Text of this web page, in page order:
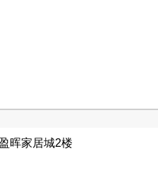
晖家居城2楼